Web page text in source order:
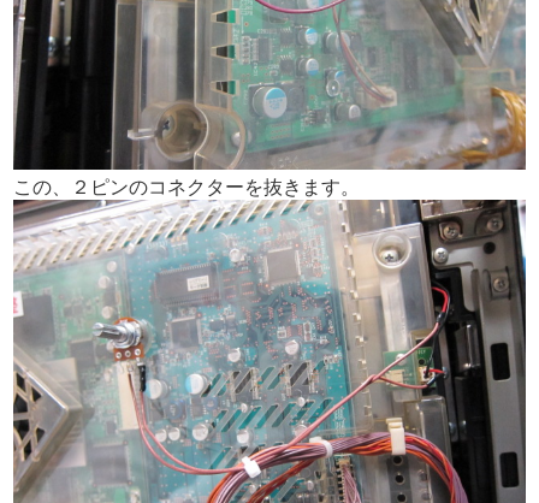
この、２ピンのコネクターを抜きます。